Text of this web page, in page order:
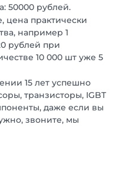
50000 рублей.
практически
например 1
рублей при
10 000 шт уже 5
15 лет успешно
транзисторы, IGBT
даже если вы
звоните, мы